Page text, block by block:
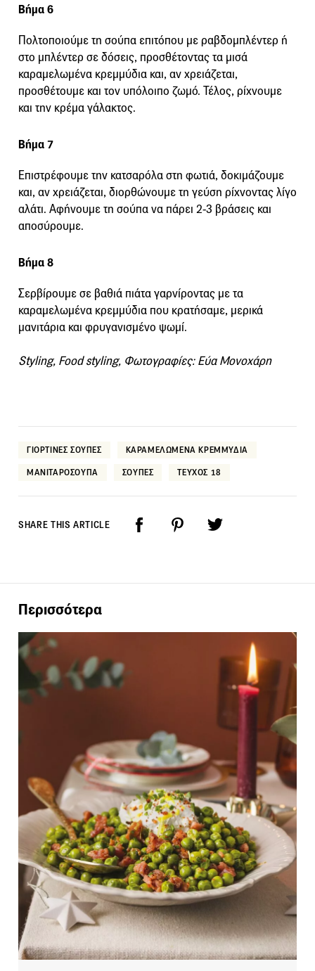
Βήμα 6
Πολτοποιούμε τη σούπα επιτόπου με ραβδομπλέντερ ή
στο μπλέντερ σε δόσεις, προσθέτοντας τα μισά
καραμελωμένα κρεμμύδια και, αν χρειάζεται,
προσθέτουμε και τον υπόλοιπο ζωμό. Τέλος, ρίχνουμε
και την κρέμα γάλακτος.
Βήμα 7
Επιστρέφουμε την κατσαρόλα στη φωτιά, δοκιμάζουμε
και, αν χρειάζεται, διορθώνουμε τη γεύση ρίχνοντας λίγο
αλάτι. Αφήνουμε τη σούπα να πάρει 2-3 βράσεις και
αποσύρουμε.
Βήμα 8
Σερβίρουμε σε βαθιά πιάτα γαρνίροντας με τα
καραμελωμένα κρεμμύδια που κρατήσαμε, μερικά
μανιτάρια και φρυγανισμένο ψωμί.
Styling, Food styling, Φωτογραφίες: Εύα Μονοχάρη
ΓΙΟΡΤΙΝΕΣ ΣΟΥΠΕΣ ΚΑΡΑΜΕΛΩΜΕΝΑ ΚΡΕΜΜΥΔΙΑ
ΜΑΝΙΤΑΡΟΣΟΥΠΑ ΣΟΥΠΕΣ ΤΕΥΧΟΣ 18
SHARE THIS ARTICLE
Περισσότερα